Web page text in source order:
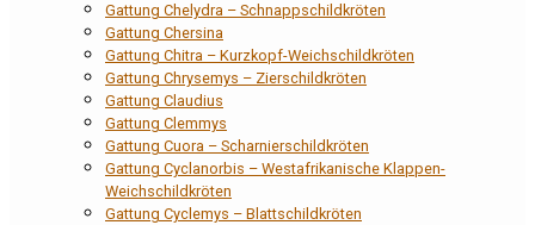
Gattung Chelydra – Schnappschildkröten
Gattung Chersina
Gattung Chitra – Kurzkopf-Weichschildkröten
Gattung Chrysemys – Zierschildkröten
Gattung Claudius
Gattung Clemmys
Gattung Cuora – Scharnierschildkröten
Gattung Cyclanorbis – Westafrikanische Klappen-
Weichschildkröten
Gattung Cyclemys – Blattschildkröten